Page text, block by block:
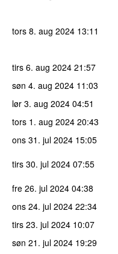
tors 8. aug 2024 13:11
tirs 6. aug 2024 21:57
søn 4. aug 2024 11:03
lør 3. aug 2024 04:51
tors 1. aug 2024 20:43
ons 31. jul 2024 15:05
tirs 30. jul 2024 07:55
fre 26. jul 2024 04:38
ons 24. jul 2024 22:34
tirs 23. jul 2024 10:07
søn 21. jul 2024 19:29